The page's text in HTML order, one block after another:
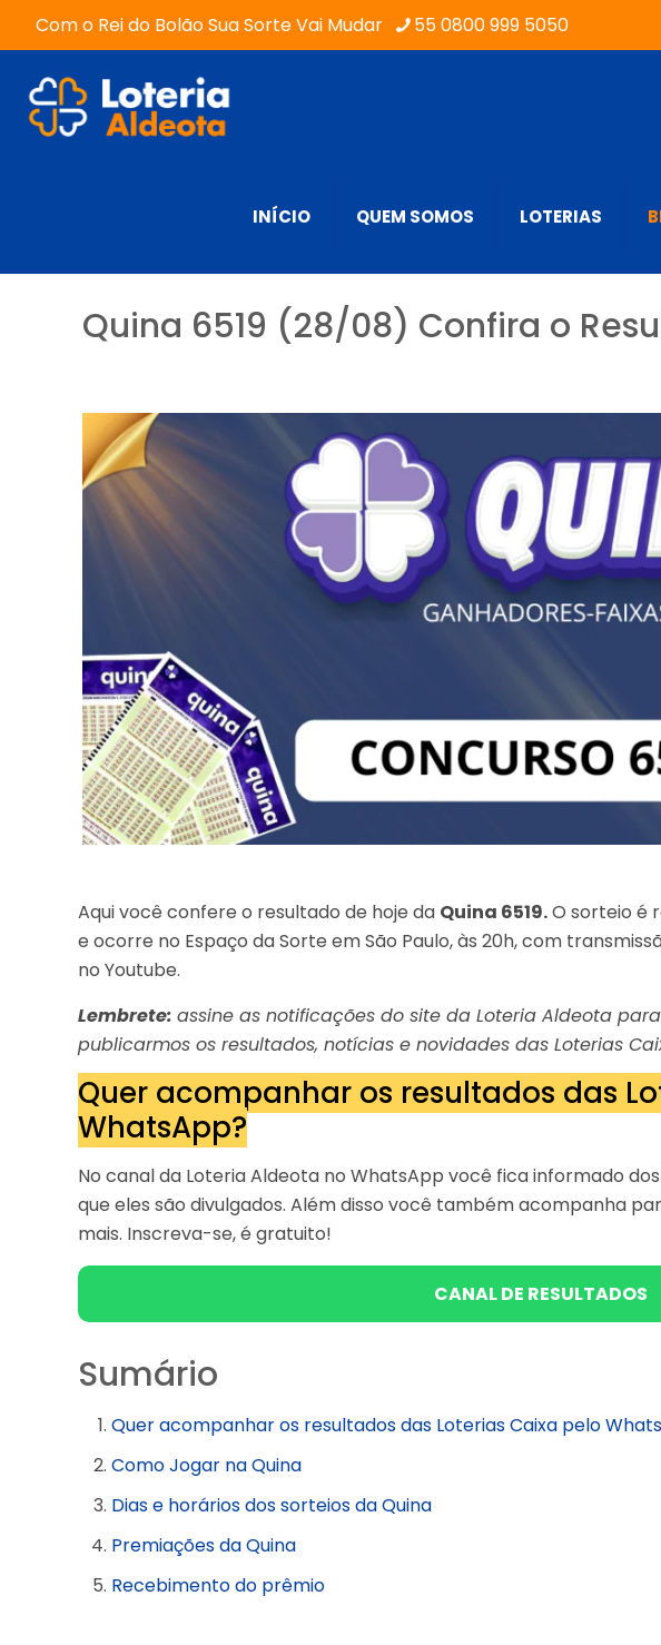
Com o Rei do Bolão Sua Sorte Vai Mudar 55 0800 999 5050
INÍCIO QUEM SOMOS LOTERIAS
Quina 6519 (28/08) Confira o
Aqui você confere o resultado de hoje da Quina 6519.O sorteio é
e ocorre no Espaço da Sorte em São Paulo, às 20h, com
no Youtube.
Lembrete:assine as notificações do site da Loteria Aldeota
publicarmos os resultados, notícias e novidades das Loterias
Quer acompanhar os resultados das
WhatsApp?
No canal da Loteria Aldeota no WhatsApp você fica informado
que eles são divulgados. Além disso você também acompanha
mais. Inscreva-se, é gratuito!
CANAL DE RESULTADOS
Sumário
Quer acompanhar os resultados das Loterias Caixa pelo
Como Jogar na Quina
Dias e horários dos sorteios da Quina
Premiações da Quina
Recebimento do prêmio